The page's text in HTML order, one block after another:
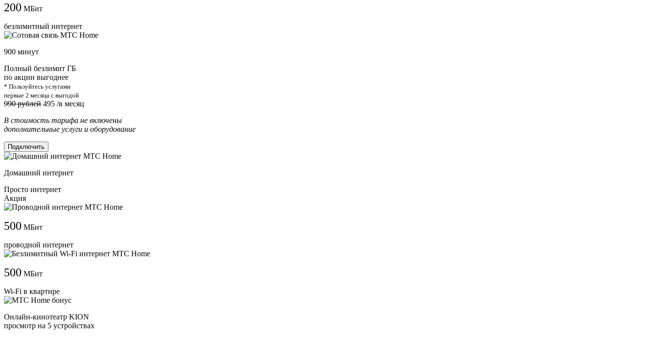
200 МБит
безлимитный интернет
900 минут
Полный безлимит ГБ
по акции выгоднее
* Пользуйтесь услугами
первые 2 месяца с выгодой
990 рублей 495 /в месяц
В стоимость тарифа не включены
дополнительные услуги и оборудование
Подключить
Домашний интернет
Просто интернет
Акция
500 МБит
проводной интернет
500 МБит
Wi-Fi в квартире
Онлайн-кинотеатр KION
просмотр на 5 устройствах